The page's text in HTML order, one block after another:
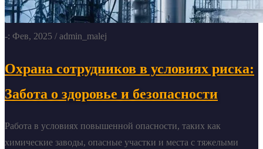
-: Фев, 2025 / admin_malej
Охрана сотрудников в условиях риска:
Забота о здоровье и безопасности
Работа в условиях повышенной опасности, таких как
химические заводы, опасные участки и места с тяжелыми